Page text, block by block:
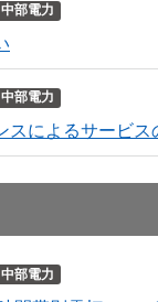
中部電力
中部電力
スによるサービス
中部電力